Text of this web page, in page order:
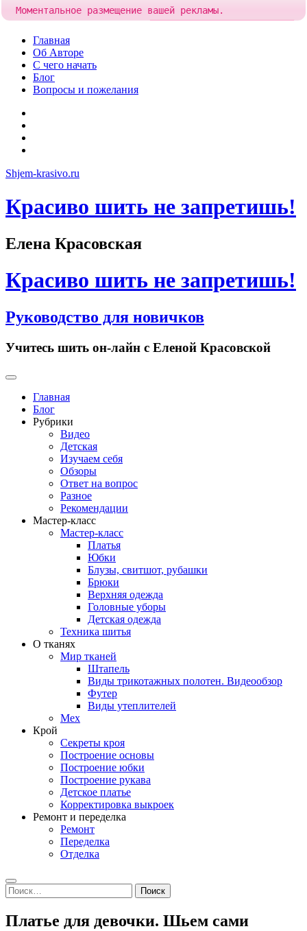
Skip
content
Главная
Об Авторе
С чего начать
Блог
Вопросы и пожелания
Shjem-krasivo.ru
Красиво шить не запретишь!
Елена Красовская
Красиво шить не запретишь!
Руководство для новичков
Учитесь шить он-лайн с Еленой Красовской
Primary
Главная
Блог
Рубрики
Видео
Детская
Изучаем себя
Обзоры
Ответ на вопрос
Разное
Рекомендации
Мастер-класс
Мастер-класс
Платья
Юбки
Блузы, свитшот, рубашки
Брюки
Верхняя одежда
Головные уборы
Детская одежда
Техника шитья
О тканях
Мир тканей
Штапель
Виды трикотажных полотен. Видеообзор
Футер
Виды утеплителей
Мех
Крой
Секреты кроя
Построение основы
Построение юбки
Построение рукава
Детское платье
Корректировка выкроек
Ремонт и переделка
Ремонт
Переделка
Отделка
Search
Найти:
Платье для девочки. Шьем сами
Моментальное размещение вашей рекламы.